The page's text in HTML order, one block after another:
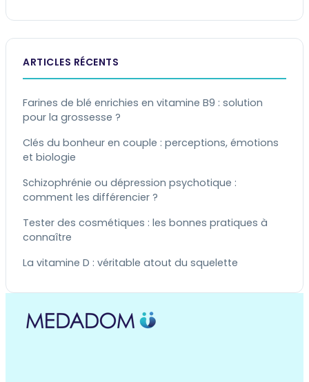
ARTICLES RÉCENTS
Farines de blé enrichies en vitamine B9 : solution
pour la grossesse ?
Clés du bonheur en couple : perceptions, émotions
et biologie
Schizophrénie ou dépression psychotique :
comment les différencier ?
Tester des cosmétiques : les bonnes pratiques à
connaître
La vitamine D : véritable atout du squelette